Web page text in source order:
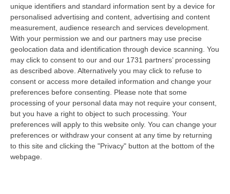
unique identifiers and standard information sent by a device for
personalised advertising and content, advertising and content
measurement, audience research and services development.
With your permission we and our partners may use precise
geolocation data and identification through device scanning. You
may click to consent to our and our 1731 partners’ processing
as described above. Alternatively you may click to refuse to
consent or access more detailed information and change your
preferences before consenting.
Please note that some
processing of your personal data may not require your consent,
but you have a right to object to such processing. Your
preferences will apply to this website only. You can change your
preferences or withdraw your consent at any time by returning
to this site and clicking the "Privacy" button at the bottom of the
webpage.
Clicca e segui “Corriere della Calabria” su Google News
LIMBADII carabinieri hanno arrestato a
Limbadi, con l’accusa di detenzione abusiva